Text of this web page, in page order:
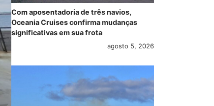
Com aposentadoria de três navios,
Oceania Cruises confirma mudanças
significativas em sua frota
agosto 5, 2026